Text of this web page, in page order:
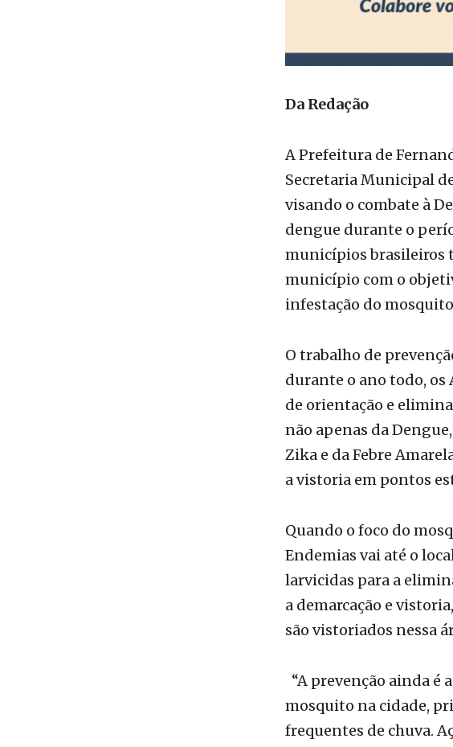
Da Redação
A Prefeitura de
Secretaria Municipal
visando o combate à
dengue durante o
municípios brasileiros
infestação do mosquito
O trabalho de
durante o ano todo, os
de orientação e
não apenas da
a vistoria em pontos
Quando o foco do
Endemias vai até o
larvicidas para a
são vistoriados nessa
“A prevenção ainda é